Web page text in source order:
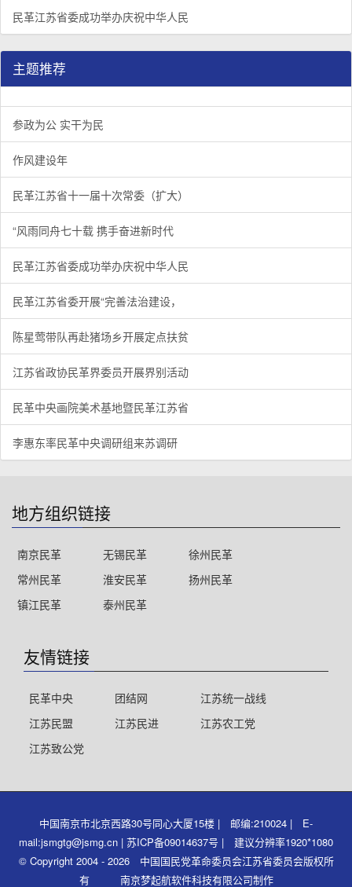
民革江苏省委成功举办庆祝中华人民
主题推荐
参政为公 实干为民
作风建设年
民革江苏省十一届十次常委（扩大）
“风雨同舟七十载 携手奋进新时代
民革江苏省委成功举办庆祝中华人民
民革江苏省委开展“完善法治建设，
陈星莺带队再赴猪场乡开展定点扶贫
江苏省政协民革界委员开展界别活动
民革中央画院美术基地暨民革江苏省
李惠东率民革中央调研组来苏调研
地方组织链接
南京民革 无锡民革
徐州民革
常州民革
淮安民革
扬州民革
镇江民革
泰州民革
友情链接
民革中央 团结网
江苏统一战线
江苏民盟
江苏民进
江苏农工党
江苏致公党
中国南京市北京西路30号同心大厦15楼 | 邮编:210024 | E-
mail:jsmgtg@jsmg.cn | 苏ICP备09014637号 | 建议分辨率1920*1080
© Copyright 2004 - 2026 中国国民党革命委员会江苏省委员会版权所
有 南京梦起航软件科技有限公司制作